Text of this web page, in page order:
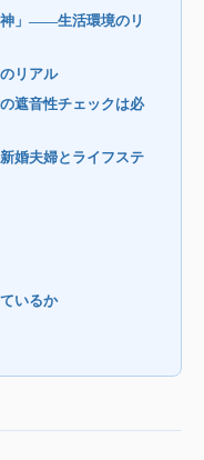
神」——生活環境のリ
リアル
遮音性チェックは必
婚夫婦とライフステ
いるか